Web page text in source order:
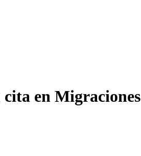
en Migraciones